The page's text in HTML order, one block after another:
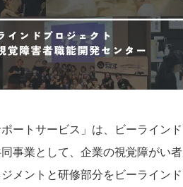
ートサービス」は、ビーライン
事業として、企業の視覚障がい
メントと研修部分をビーラインド